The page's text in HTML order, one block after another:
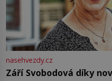
nasehvezdy.cz
Září Svobodová díky